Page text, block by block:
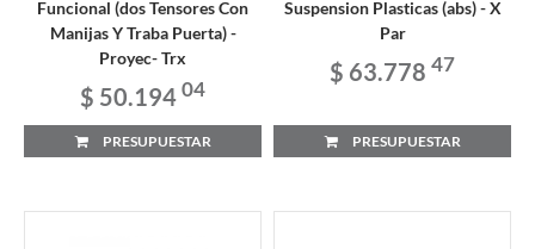
Funcional (dos Tensores Con
Manijas Y Traba Puerta) -
Proyec- Trx
$ 50.194 04
PRESUPUESTAR
Suspension Plasticas (abs) - X
Par
$ 63.778 47
PRESUPUESTAR